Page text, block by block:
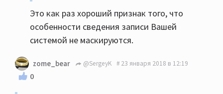
Это как раз хороший признак того, что
особенности сведения записи Вашей
системой не маскируются.
zome_bear @SergeyK 23 января 2018 в 12:19
0